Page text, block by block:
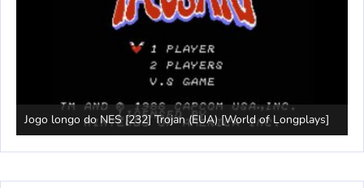
Jogo longo do NES [232] Trojan (EUA) [World of Longplays]